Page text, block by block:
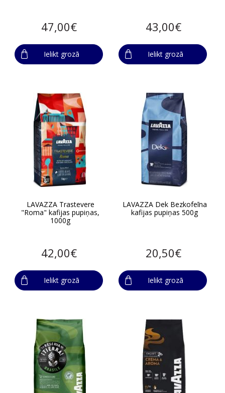
47,00€
Ielikt grozā
43,00€
Ielikt grozā
LAVAZZA Trastevere
"Roma" kafijas pupiņas,
1000g
42,00€
Ielikt grozā
LAVAZZA Dek Bezkofeīna
kafijas pupiņas 500g
20,50€
Ielikt grozā